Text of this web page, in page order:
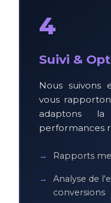
4
Suivi &
Nous suivons
vous
adaptons
performances
Rapports
Analyse de
conversions